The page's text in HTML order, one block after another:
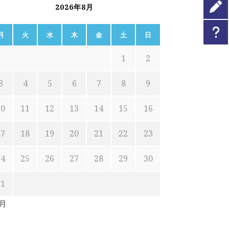
2026年8月
火 水 木 金 土 日
1 2
4 5 6 7 8 9
11 12 13 14 15 16
18 19 20 21 22 23
25 26 27 28 29 30